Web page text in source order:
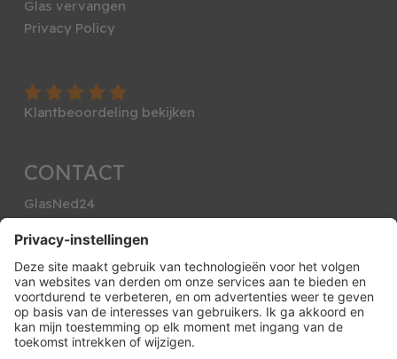
Glas vervangen
Privacy Policy
Klantbeoordeling bekijken
CONTACT
GlasNed24
088-2407 000
Andromeda 74
1785 DS Den Helder